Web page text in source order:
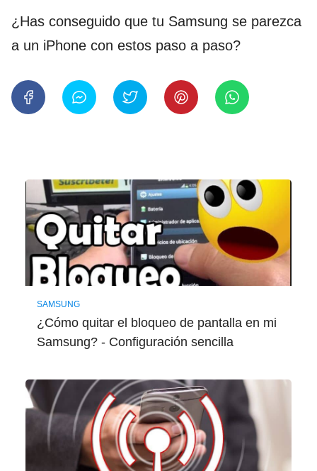
¿Has conseguido que tu Samsung se parezca
a un iPhone con estos paso a paso?
SAMSUNG
¿Cómo quitar el bloqueo de pantalla en mi
Samsung? - Configuración sencilla